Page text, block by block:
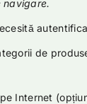
navigare.
de
Internet